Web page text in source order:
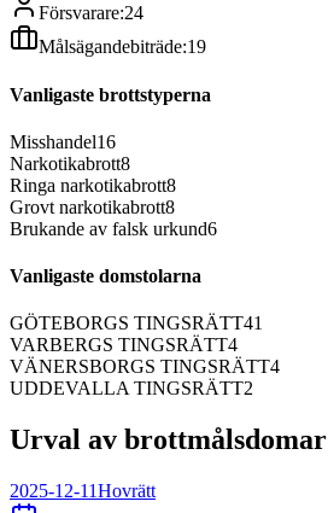
Försvarare:24
Målsägandebiträde:19
Vanligaste brottstyperna
Misshandel16
Narkotikabrott8
Ringa narkotikabrott8
Grovt narkotikabrott8
Brukande av falsk urkund6
Vanligaste domstolarna
GÖTEBORGS TINGSRÄTT41
VARBERGS TINGSRÄTT4
VÄNERSBORGS TINGSRÄTT4
UDDEVALLA TINGSRÄTT2
Urval av brottmålsdomar
2025-12-11Hovrätt